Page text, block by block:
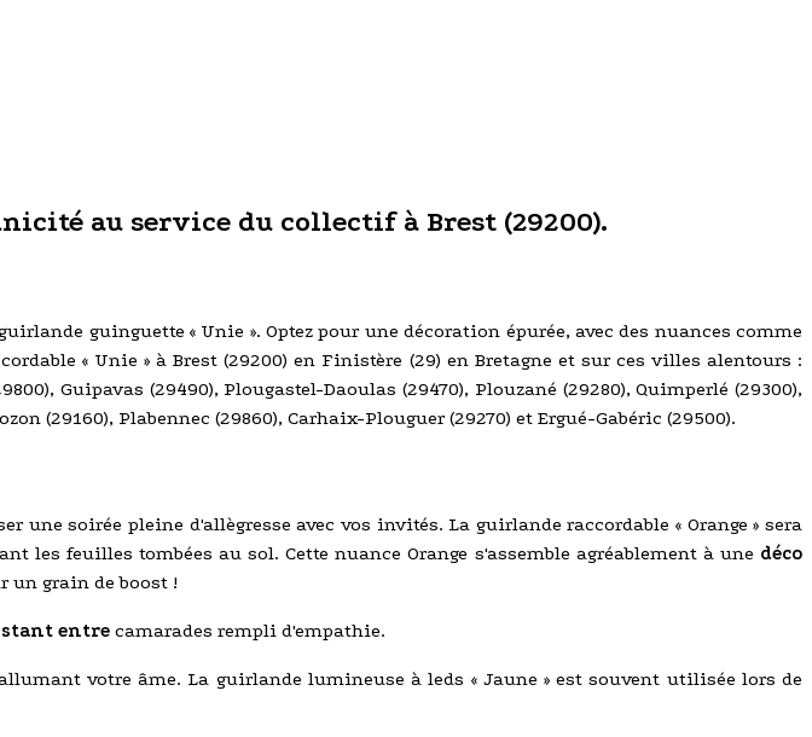
au service du collectif à Brest (29200).
guinguette « Unie ». Optez pour une décoration épurée, avec des nuances comme
« Unie » à Brest (29200) en Finistère (29) en Bretagne et sur ces villes alentours :
Guipavas (29490), Plougastel-Daoulas (29470), Plouzané (29280), Quimperlé (29300),
(29160), Plabennec (29860), Carhaix-Plouguer (29270) et Ergué-Gabéric (29500).
soirée pleine d'allègresse avec vos invités. La guirlande raccordable « Orange » sera
les feuilles tombées au sol. Cette nuance Orange s'assemble agréablement à une déco
un grain de boost !
entre camarades rempli d'empathie.
votre âme. La guirlande lumineuse à leds « Jaune » est souvent utilisée lors de